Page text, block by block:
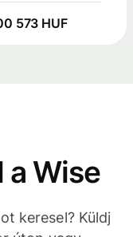
573 HUF
a Wise
keresel? Küldj